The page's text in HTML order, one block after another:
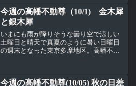
秋の花、彼岸花が一緒に咲...
今週の高幡不動尊（10/1) 金木犀
と銀木犀
いまにも雨が降りそうな曇り空で涼しい
土曜日と晴天で真夏のように暑い日曜日
の週末となった東京多摩地区。高幡不動
ンチョウゲ（沈丁花）と並ん...
今週の高幡不動尊(10/05) 秋の日差